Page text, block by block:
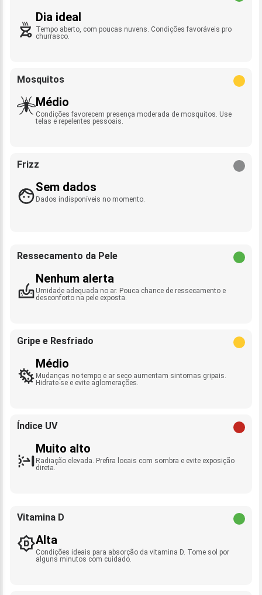
Dia ideal
Tempo aberto, com poucas nuvens. Condições favoráveis pro
churrasco.
Mosquitos
Médio
Condições favorecem presença moderada de mosquitos. Use
telas e repelentes pessoais.
Frizz
Sem dados
Dados indisponíveis no momento.
Ressecamento da Pele
Nenhum alerta
Umidade adequada no ar. Pouca chance de ressecamento e
desconforto na pele exposta.
Gripe e Resfriado
Médio
Mudanças no tempo e ar seco aumentam sintomas gripais.
Hidrate-se e evite aglomerações.
Índice UV
Muito alto
Radiação elevada. Prefira locais com sombra e evite exposição
direta.
Vitamina D
Alta
Condições ideais para absorção da vitamina D. Tome sol por
alguns minutos com cuidado.